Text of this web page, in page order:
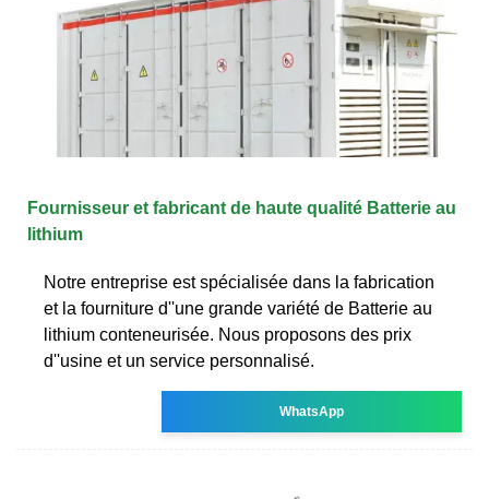
Fournisseur et fabricant de haute qualité Batterie au
lithium
Notre entreprise est spécialisée dans la fabrication
et la fourniture d''une grande variété de Batterie au
lithium conteneurisée. Nous proposons des prix
d''usine et un service personnalisé.
WhatsApp